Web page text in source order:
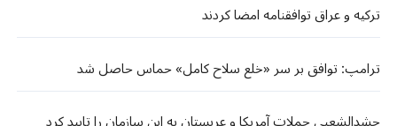
ترکیه و عراق توافقنامه امضا کردند
ترامپ: توافق بر سر «خلع سلاح کامل» حماس حاصل شد